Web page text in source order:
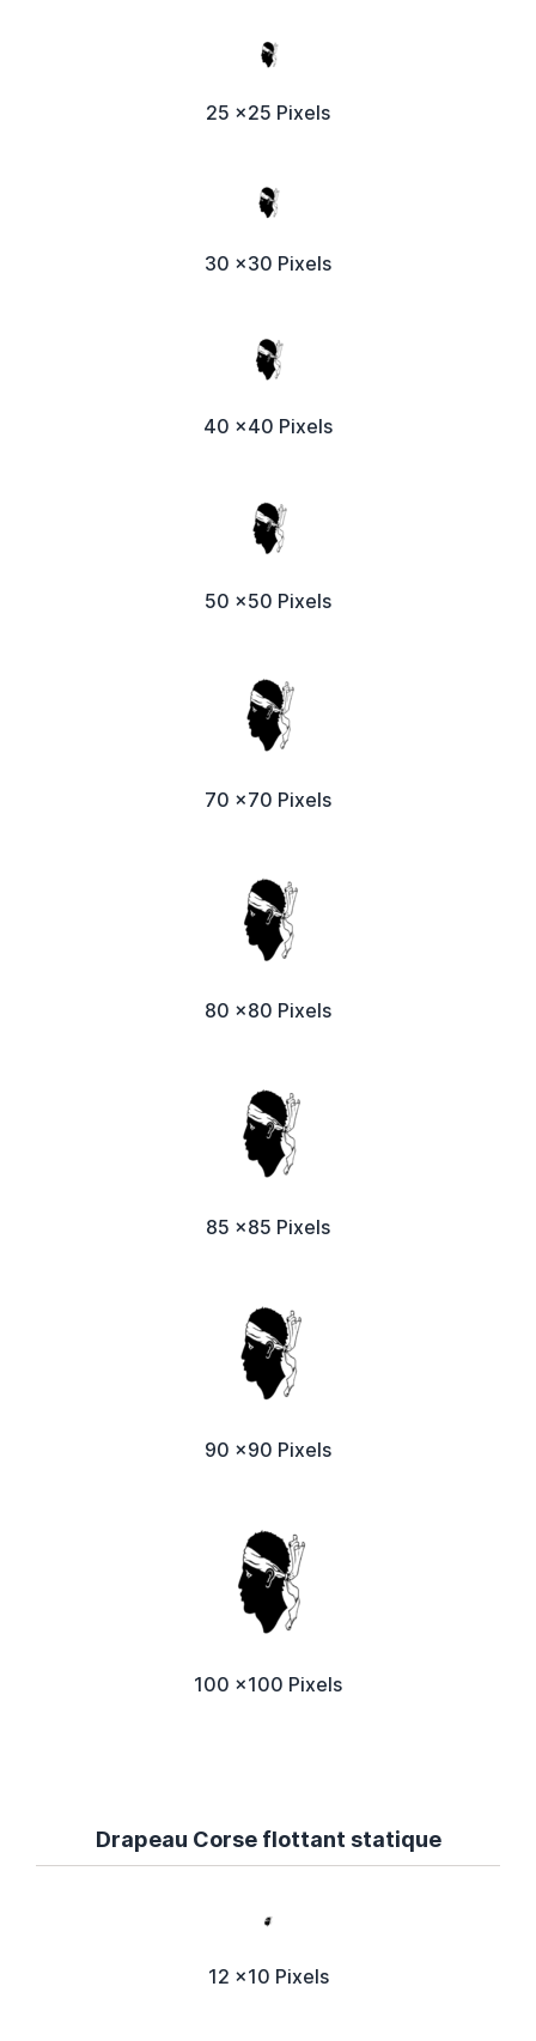
25 x25 Pixels
30 x30 Pixels
40 x40 Pixels
50 x50 Pixels
70 x70 Pixels
80 x80 Pixels
85 x85 Pixels
90 x90 Pixels
100 x100 Pixels
Drapeau Corse flottant statique
12 x10 Pixels